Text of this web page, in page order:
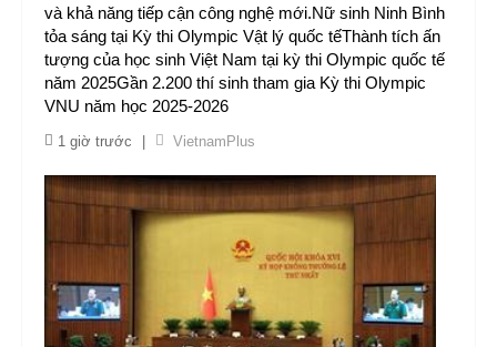
và khả năng tiếp cận công nghệ mới.Nữ sinh Ninh Bình
tỏa sáng tại Kỳ thi Olympic Vật lý quốc tếThành tích ấn
tượng của học sinh Việt Nam tại kỳ thi Olympic quốc tế
năm 2025Gần 2.200 thí sinh tham gia Kỳ thi Olympic
VNU năm học 2025-2026
1 giờ trước VietnamPlus